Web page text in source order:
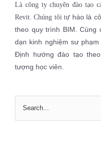
Là công ty chuyên đào tạo
Revit. Chúng tôi tự hào là
theo quy trình BIM. Cùng
dạn kinh nghiệm sư
Định hướng đào tạo
tượng học viên.